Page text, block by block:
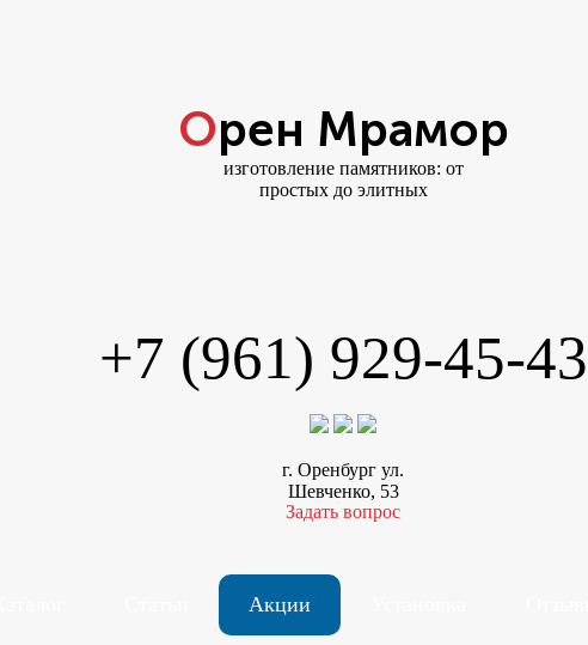
Орен Мрамор
изготовление памятников: от
простых до элитных
+7 (961) 929-45-43
г. Оренбург ул.
Шевченко, 53
Задать вопрос
Акции